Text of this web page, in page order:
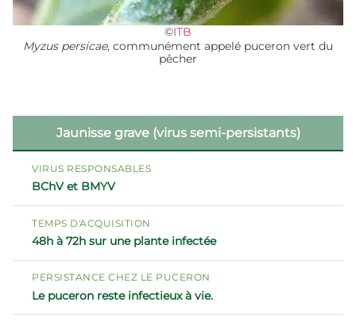
©ITB
Myzus persicae, communément appelé puceron vert du
pêcher
Jaunisse grave (virus semi-persistants)
BChV et BMYV
48h à 72h sur une plante infectée
Le puceron reste infectieux à vie.